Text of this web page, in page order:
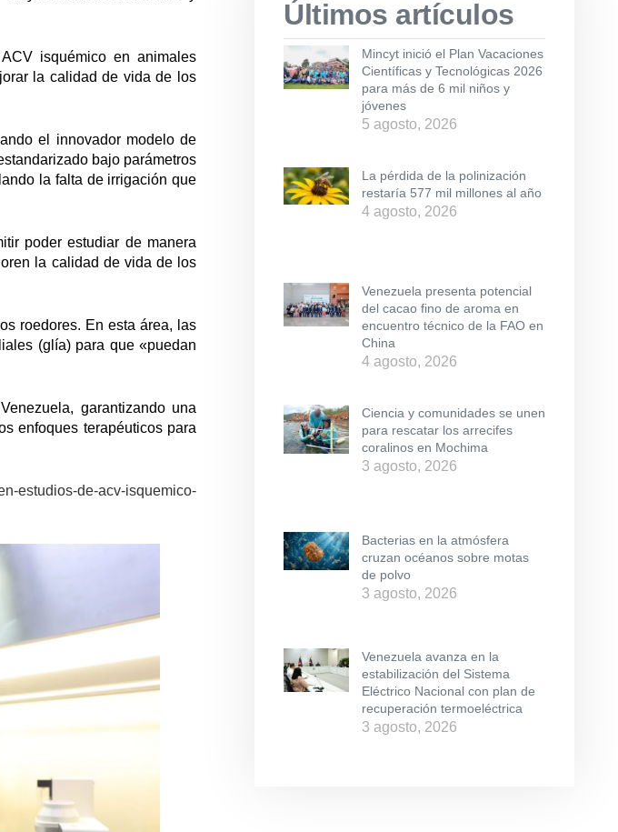
isquémico en animales
la calidad de vida de los
el innovador modelo de
bajo parámetros
la falta de irrigación que
poder estudiar de manera
la calidad de vida de los
roedores. En esta área, las
(glía) para que «puedan
garantizando una
enfoques terapéuticos para
estudios-de-acv-isquemico-
Últimos artículos
Mincyt inició el Plan Vacaciones
Científicas y Tecnológicas 2026
para más de 6 mil niños y
jóvenes
5 agosto, 2026
La pérdida de la polinización
restaría 577 mil millones al año
4 agosto, 2026
Venezuela presenta potencial
del cacao fino de aroma en
encuentro técnico de la FAO en
China
4 agosto, 2026
Ciencia y comunidades se unen
para rescatar los arrecifes
coralinos en Mochima
3 agosto, 2026
Bacterias en la atmósfera
cruzan océanos sobre motas
de polvo
3 agosto, 2026
Venezuela avanza en la
estabilización del Sistema
Eléctrico Nacional con plan de
recuperación termoeléctrica
3 agosto, 2026